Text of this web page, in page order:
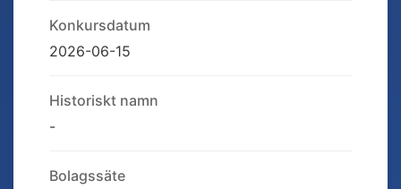
Konkursdatum
2026-06-15
Historiskt namn
-
Bolagssäte